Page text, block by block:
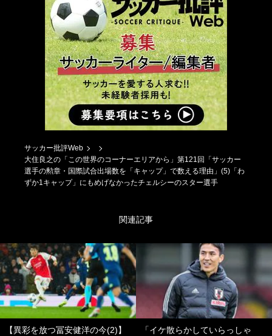
サッカー批評Web
大住良之の「この世界のコーナーエリアから」第121回「サッカー
選手の勲章・国際試合出場数を「キャップ」で数える理由」(5)「わ
ずか1キャップ」にもめげなかったチェルシーのスター選手
関連記事
【異彩を放つ冨安健洋の今(2)】
「イケ散らかしていらっしゃ